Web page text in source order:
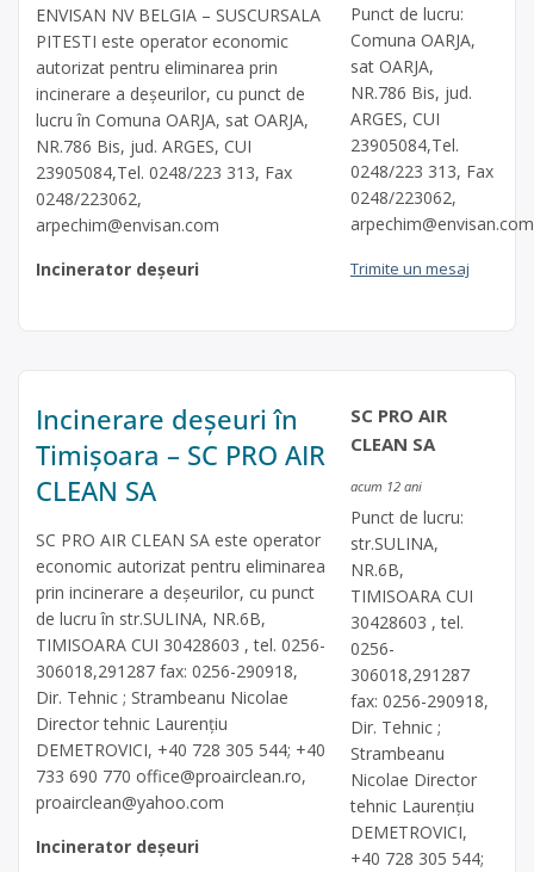
ENVISAN NV BELGIA – SUSCURSALA
PITESTI este operator economic
autorizat pentru eliminarea prin
incinerare a deşeurilor, cu punct de
lucru în Comuna OARJA, sat OARJA,
NR.786 Bis, jud. ARGES, CUI
23905084,Tel. 0248/223 313, Fax
0248/223062,
arpechim@envisan.com
Incinerator deșeuri
Punct de lucru:
Comuna OARJA,
sat OARJA,
NR.786 Bis, jud.
ARGES, CUI
23905084,Tel.
0248/223 313, Fax
0248/223062,
arpechim@envisan.com
Trimite un mesaj
Incinerare deșeuri în
Timișoara – SC PRO AIR
CLEAN SA
SC PRO AIR CLEAN SA este operator
economic autorizat pentru eliminarea
prin incinerare a deşeurilor, cu punct
de lucru în str.SULINA, NR.6B,
TIMISOARA CUI 30428603 , tel. 0256-
306018,291287 fax: 0256-290918,
Dir. Tehnic ; Strambeanu Nicolae
Director tehnic Laurenţiu
DEMETROVICI, +40 728 305 544; +40
733 690 770 office@proairclean.ro,
proairclean@yahoo.com
Incinerator deșeuri
SC PRO AIR
CLEAN SA
acum 12 ani
Punct de lucru:
str.SULINA,
NR.6B,
TIMISOARA CUI
30428603 , tel.
0256-
306018,291287
fax: 0256-290918,
Dir. Tehnic ;
Strambeanu
Nicolae Director
tehnic Laurenţiu
DEMETROVICI,
+40 728 305 544;